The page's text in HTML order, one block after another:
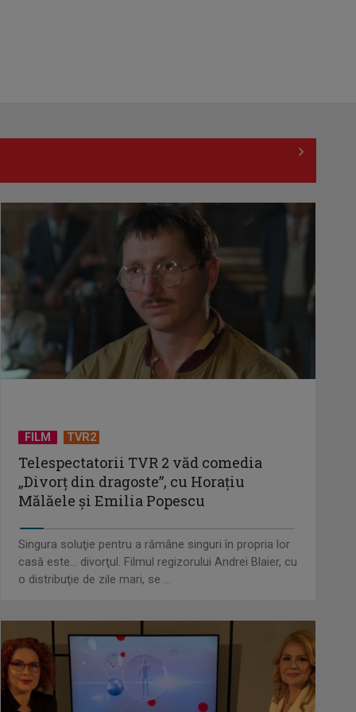
Horoscopul zilei de 6 august
Horoscopul zilei de 5 august
FILM TVR2
Telespectatorii TVR 2 văd comedia
„Divorţ din dragoste”, cu Horaţiu
Mălăele şi Emilia Popescu
Singura soluţie pentru a rămâne singuri în propria lor
casă este... divorţul. Filmul regizorului Andrei Blaier, cu
o distribuţie de zile mari, se ...